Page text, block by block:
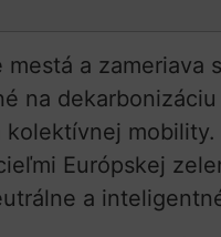
a
na
Európskej
a